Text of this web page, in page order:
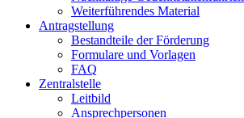
Weiterführendes Material
Antragstellung
Bestandteile der Förderung
Formulare und Vorlagen
FAQ
Zentralstelle
Leitbild
Ansprechpersonen